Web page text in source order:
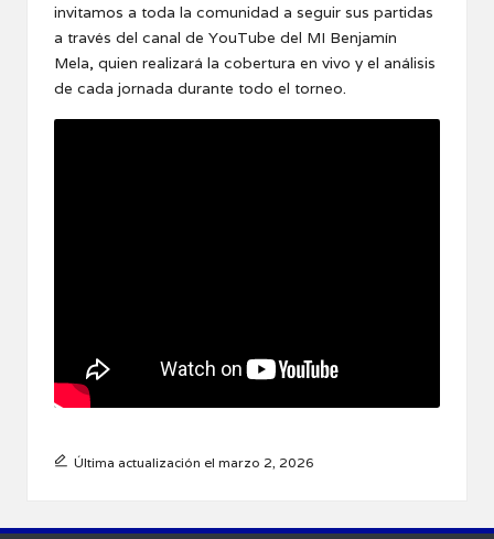
invitamos a toda la comunidad a seguir sus partidas
a través del canal de YouTube del MI Benjamín
Mela, quien realizará la cobertura en vivo y el análisis
de cada jornada durante todo el torneo.
Última actualización el marzo 2, 2026